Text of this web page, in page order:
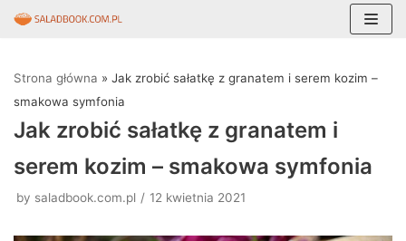
do
treści
Strona główna » Jak zrobić sałatkę z granatem i serem kozim –
smakowa symfonia
Jak zrobić sałatkę z granatem i
serem kozim – smakowa symfonia
by saladbook.com.pl 12 kwietnia 2021